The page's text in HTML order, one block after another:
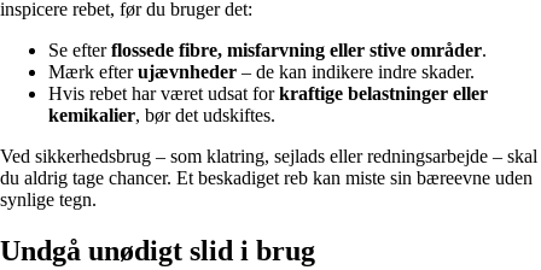
inspicere rebet, før du bruger det:
Se efterflossede fibre, misfarvning eller stive områder.
Mærk efterujævnheder – de kan indikere indre skader.
Hvis rebet har været udsat forkraftige belastninger eller
kemikalier, bør det udskiftes.
Ved sikkerhedsbrug – som klatring, sejlads eller redningsarbejde – skal
du aldrig tage chancer. Et beskadiget reb kan miste sin bæreevne uden
synlige tegn.
Undgå unødigt slid i brug